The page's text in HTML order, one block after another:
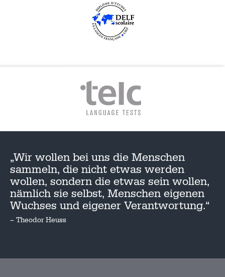
„Wir wollen bei uns die Menschen
sammeln, die nicht etwas werden
wollen, sondern die etwas sein wollen,
nämlich sie selbst, Menschen eigenen
Wuchses und eigener Verantwortung.“
– Theodor Heuss